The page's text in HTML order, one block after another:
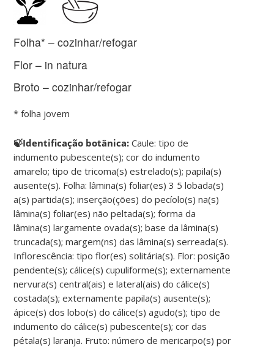
Folha* – cozinhar/refogar
Flor – in natura
Broto – cozinhar/refogar
* folha jovem
🍃Identificação botânica:Caule: tipo de
indumento pubescente(s); cor do indumento
amarelo; tipo de tricoma(s) estrelado(s); papila(s)
ausente(s). Folha: lâmina(s) foliar(es) 3 5 lobada(s)
a(s) partida(s); inserção(ções) do pecíolo(s) na(s)
lâmina(s) foliar(es) não peltada(s); forma da
lâmina(s) largamente ovada(s); base da lâmina(s)
truncada(s); margem(ns) das lâmina(s) serreada(s).
Inflorescência: tipo flor(es) solitária(s). Flor: posição
pendente(s); cálice(s) cupuliforme(s); externamente
nervura(s) central(ais) e lateral(ais) do cálice(s)
costada(s); externamente papila(s) ausente(s);
ápice(s) dos lobo(s) do cálice(s) agudo(s); tipo de
indumento do cálice(s) pubescente(s); cor das
pétala(s) laranja. Fruto: número de mericarpo(s) por